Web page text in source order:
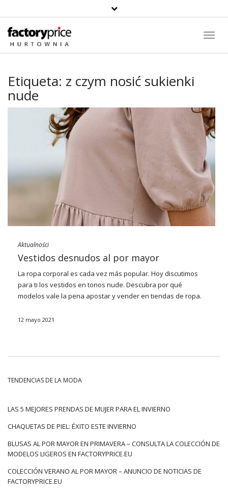
Etiqueta: z czym nosić sukienki
nude
Aktualności
Vestidos desnudos al por mayor
La ropa corporal es cada vez más popular. Hoy discutimos
para ti los vestidos en tonos nude. Descubra por qué
modelos vale la pena apostar y vender en tiendas de ropa.
stock al por mayor FactoryPrice.eu
color nude se está convirtiendo cada vez más en un elemento
camisas y vestidos nude ya son indispensables. ¿Por qué
fenómeno? ¿Qué es lo más fascinante de la sombra
desnuda? Que es un color diferente para cada uno. ¿Cómo es
posible? El desnudo está destinado a …
12 mayo 2021
TENDENCIAS DE LA MODA
LAS 5 MEJORES PRENDAS DE MUJER PARA EL INVIERNO
CHAQUETAS DE PIEL: ÉXITO ESTE INVIERNO
BLUSAS AL POR MAYOR EN PRIMAVERA – CONSULTA LA COLECCIÓN DE
MODELOS LIGEROS EN FACTORYPRICE.EU
COLECCIÓN VERANO AL POR MAYOR – ANUNCIO DE NOTICIAS DE
FACTORYPRICE.EU